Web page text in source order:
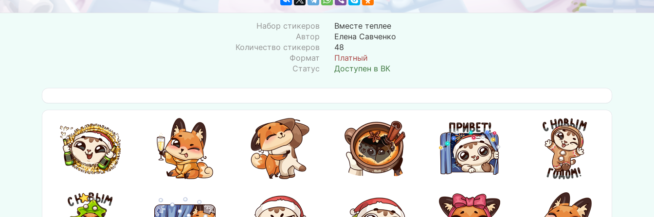
Набор стикеров
Вместе теплее
Автор
Елена Савченко
Количество стикеров
48
Формат
Платный
Статус
Доступен в ВК